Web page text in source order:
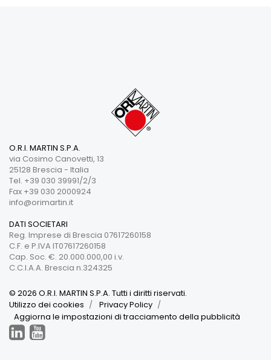
O.R.I. MARTIN S.P.A.
via Cosimo Canovetti, 13
25128 Brescia - Italia
Tel. +39 030 39991/2/3
Fax +39 030 2000924
info@orimartin.it
DATI SOCIETARI
Reg. Imprese di Brescia 07617260158
C.F. e P.IVA IT07617260158
Cap. Soc. €. 20.000.000,00 i.v.
C.C.I.A.A. Brescia n.324325
© 2026 O.R.I. MARTIN S.P.A. Tutti i diritti riservati.
Utilizzo dei cookies
Privacy Policy
Aggiorna le impostazioni di tracciamento della pubblicità